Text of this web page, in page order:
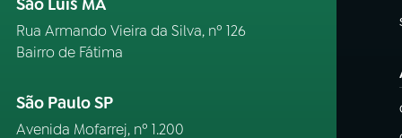
São Luís MA
Rua Armando Vieira da Silva, nº 126
Bairro de Fátima
São Paulo SP
Avenida Mofarrej, nº 1.200